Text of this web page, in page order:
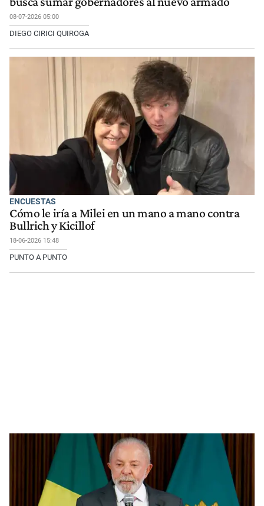
08-07-2026 05:00
DIEGO CIRICI QUIROGA
ENCUESTAS
Cómo le iría a Milei en un mano a mano contra
Bullrich y Kicillof
18-06-2026 15:48
PUNTO A PUNTO